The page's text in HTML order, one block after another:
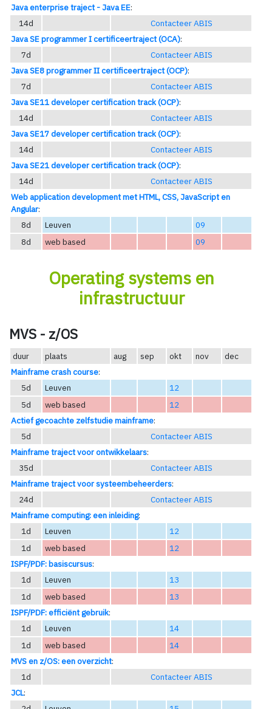
Java enterprise traject - Java EE:
14d
Contacteer ABIS
Java SE programmer I certificeertraject (OCA):
7d
Contacteer ABIS
Java SE8 programmer II certificeertraject (OCP):
7d
Contacteer ABIS
Java SE11 developer certification track (OCP):
14d
Contacteer ABIS
Java SE17 developer certification track (OCP):
14d
Contacteer ABIS
Java SE21 developer certification track (OCP):
14d
Contacteer ABIS
Web application development met HTML, CSS, JavaScript en
Angular:
8d
Leuven
09
8d
web based 09
Operating systems en
infrastructuur
MVS - z/OS
duur plaats aug sep okt nov
dec
Mainframe crash course:
5d
Leuven
12
5d
web based
12
Actief gecoachte zelfstudie mainframe:
5d
Contacteer ABIS
Mainframe traject voor ontwikkelaars:
35d
Contacteer ABIS
Mainframe traject voor systeembeheerders:
24d
Contacteer ABIS
Mainframe computing: een inleiding:
1d
Leuven
12
1d
web based
12
ISPF/PDF: basiscursus:
1d
Leuven
13
1d
web based
13
ISPF/PDF: efficiënt gebruik:
1d
Leuven
14
1d
web based
14
MVS en z/OS: een overzicht:
1d
Contacteer ABIS
JCL: